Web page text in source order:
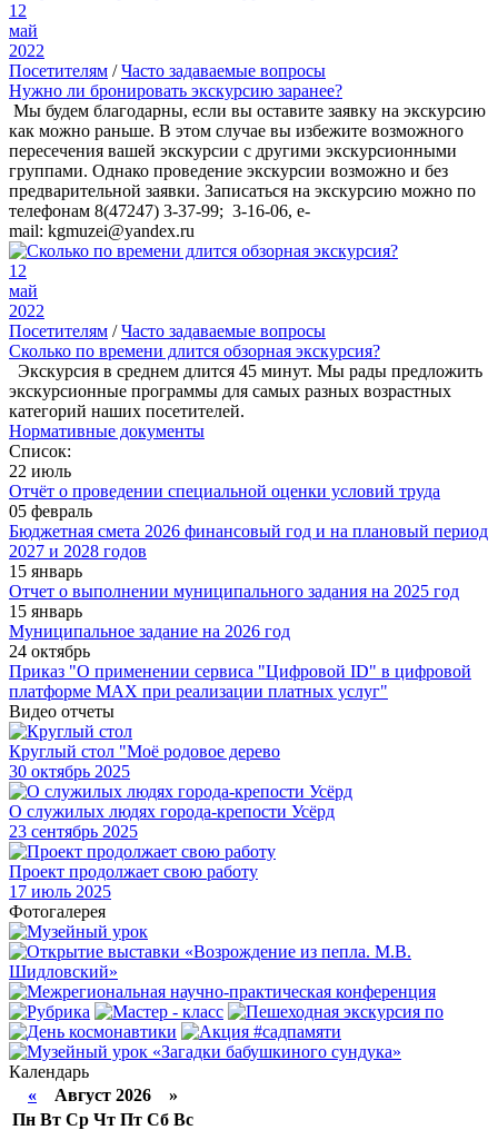
12
май
2022
Посетителям /Часто задаваемые вопросы
Нужно ли бронировать экскурсию заранее?
Мы будем благодарны, если вы оставите заявку на экскурсию
как можно раньше. В этом случае вы избежите возможного
пересечения вашей экскурсии с другими экскурсионными
группами. Однако проведение экскурсии возможно и без
предварительной заявки. Записаться на экскурсию можно по
телефонам 8(47247) 3-37-99; 3-16-06, e-
mail: kgmuzei@yandex.ru
12
май
2022
Посетителям /Часто задаваемые вопросы
Сколько по времени длится обзорная экскурсия?
Экскурсия в среднем длится 45 минут. Мы рады предложить
экскурсионные программы для самых разных возрастных
категорий наших посетителей.
Нормативные документы
Список:
22 июль
Отчёт о проведении специальной оценки условий труда
05 февраль
Бюджетная смета 2026 финансовый год и на плановый период
2027 и 2028 годов
15 январь
Отчет о выполнении муниципального задания на 2025 год
15 январь
Муниципальное задание на 2026 год
24 октябрь
Приказ "О применении сервиса "Цифровой ID" в цифровой
платформе МАХ при реализации платных услуг"
Видео отчеты
Круглый стол "Моё родовое дерево
30 октябрь 2025
О служилых людях города-крепости Усёрд
23 сентябрь 2025
Проект продолжает свою работу
17 июль 2025
Фотогалерея
Календарь
« Август 2026 »
Пн Вт Ср Чт Пт Сб Вс